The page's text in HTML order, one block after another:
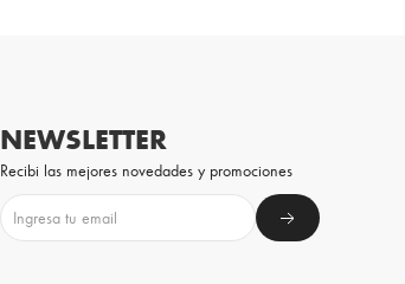
NEWSLETTER
Recibi las mejores novedades y promociones